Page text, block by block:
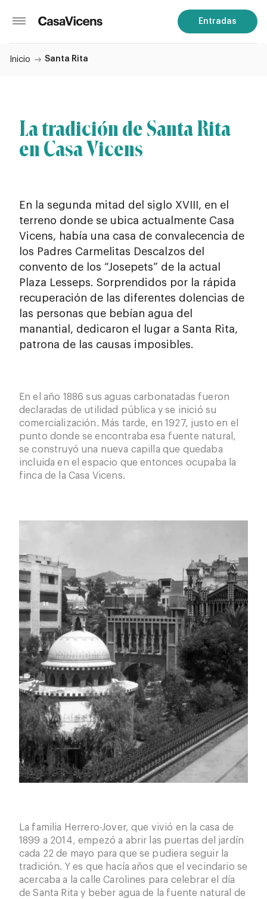
Entradas
Inicio Santa Rita
La tradición de Santa Rita
en Casa Vicens
En la segunda mitad del siglo XVIII, en el
terreno donde se ubica actualmente Casa
Vicens, había una casa de convalecencia de
los Padres Carmelitas Descalzos del
convento de los “Josepets” de la actual
Plaza Lesseps. Sorprendidos por la rápida
recuperación de las diferentes dolencias de
las personas que bebían agua del
manantial, dedicaron el lugar a Santa Rita,
patrona de las causas imposibles.
En el año 1886 sus aguas carbonatadas fueron
declaradas de utilidad pública y se inició su
comercialización. Más tarde, en 1927, justo en el
punto donde se encontraba esa fuente natural,
se construyó una nueva capilla que quedaba
incluida en el espacio que entonces ocupaba la
finca de la Casa Vicens.
La familia Herrero-Jover, que vivió en la casa de
1899 a 2014, empezó a abrir las puertas del jardín
cada 22 de mayo para que se pudiera seguir la
tradición. Y es que hacía años que el vecindario se
acercaba a la calle Carolines para celebrar el día
de Santa Rita y beber agua de la fuente natural de